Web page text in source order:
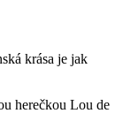
krása je jak
herečkou Lou de